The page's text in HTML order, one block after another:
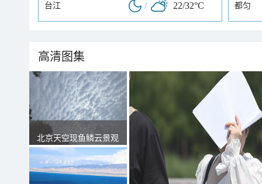
台江 / 22/32°C 都匀
高清图集
北京天空现鱼鳞云景观